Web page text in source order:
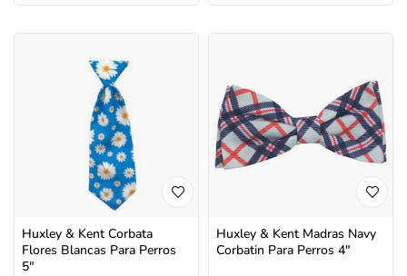
Huxley & Kent Corbata
Flores Blancas Para Perros
5″
Huxley & Kent Madras Navy
Corbatin Para Perros 4″